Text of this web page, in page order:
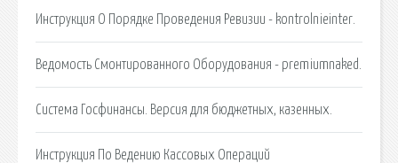
Инструкция О Порядке Проведения Ревизии - kontrolnieinter.
Ведомость Смонтированного Оборудования - premiumnaked.
Система Госфинансы. Версия для бюджетных, казенных.
Инструкция По Ведению Кассовых Операций